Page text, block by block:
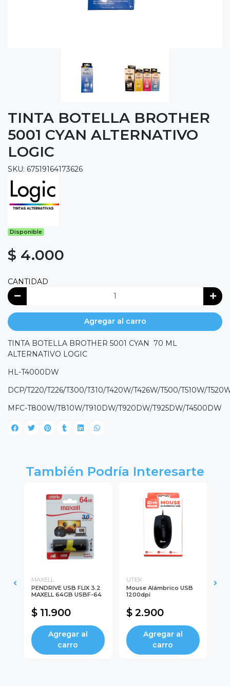
TINTA BOTELLA BROTHER
5001 CYAN ALTERNATIVO
LOGIC
SKU: 67519164173626
Disponible
$ 4.000
CANTIDAD
Agregar al carro
TINTA BOTELLA BROTHER 5001 CYAN 70 ML
ALTERNATIVO LOGIC
HL-T4000DW
DCP/T220/T226/T300/T310/T420W/T426W/T500/T510W/
MFC-T800W/T810W/T910DW/T920DW/T925DW/T4500DW
También Podría Interesarte
MAXELL
PENDRIVE USB FLIX 3.2
MAXELL 64GB USBF-64
$ 11.900
Agregar al
carro
UTEK
Mouse Alámbrico USB
1200dpi
$ 2.900
Agregar al
carro